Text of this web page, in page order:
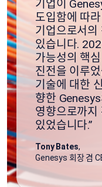
기업이
도입함에 따
기업으로서의
있습니다.
가능성의 핵
진전을 이루
기술에 대한
향한
영향으로까지
있었습니다.”
Tony Bates,
Genesys 회장 겸